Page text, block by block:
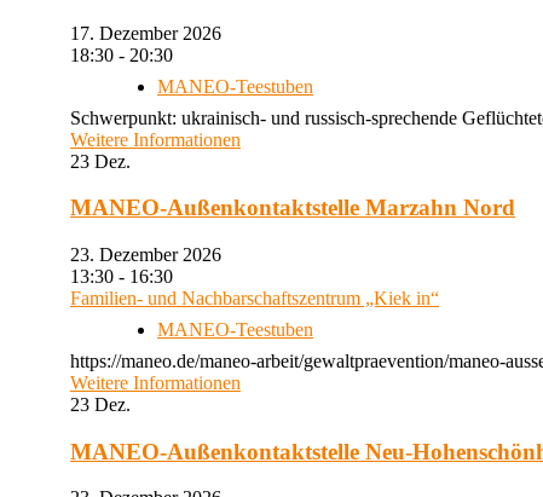
17. Dezember 2026
18:30 - 20:30
MANEO-Teestuben
Schwerpunkt: ukrainisch- und russisch-sprechende
Weitere Informationen
23 Dez.
MANEO-Außenkontaktstelle Marzahn Nord
23. Dezember 2026
13:30 - 16:30
Familien- und Nachbarschaftszentrum „Kiek in“
MANEO-Teestuben
https://maneo.de/maneo-arbeit/gewaltpraevention/maneo-
Weitere Informationen
23 Dez.
MANEO-Außenkontaktstelle Neu-